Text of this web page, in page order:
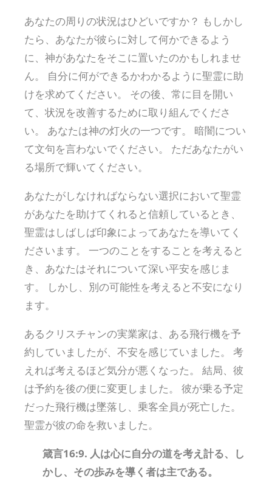
あなたの周りの状況はひどいですか？ もしかし
たら、あなたが彼らに対して何かできるよう
に、神があなたをそこに置いたのかもしれませ
ん。 自分に何ができるかわかるように聖霊に助
けを求めてください。 その後、常に目を開い
て、状況を改善するために取り組んでくださ
い。 あなたは神の灯火の一つです。 暗闇につい
て文句を言わないでください。 ただあなたがい
る場所で輝いてください。
あなたがしなければならない選択において聖霊
があなたを助けてくれると信頼しているとき、
聖霊はしばしば印象によってあなたを導いてく
ださいます。 一つのことをすることを考えると
き、あなたはそれについて深い平安を感じま
す。 しかし、別の可能性を考えると不安になり
ます。
あるクリスチャンの実業家は、ある飛行機を予
約していましたが、不安を感じていました。 考
えれば考えるほど気分が悪くなった。 結局、彼
は予約を後の便に変更しました。 彼が乗る予定
だった飛行機は墜落し、乗客全員が死亡した。
聖霊が彼の命を救いました。
箴言16:9. 人は心に自分の道を考え計る、し
かし、その歩みを導く者は主である。